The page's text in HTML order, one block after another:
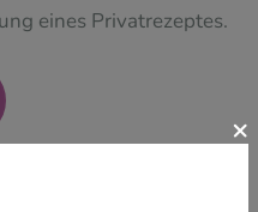
eines Privatrezeptes.
×